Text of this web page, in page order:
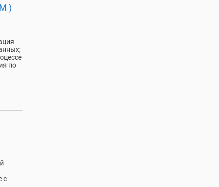
)
по
с